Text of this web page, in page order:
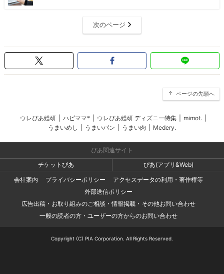
次のページ
ページの先頭へ
ウレぴあ総研 ハピママ* ウレぴあ総研 ディズニー特集 mimot.
うまいめし
うまいパン うまい肉 Medery.
ぴあ関連サイト
チケットぴあ
ぴあ(アプリ&Web)
会社案内
プライバシーポリシー
アクセスデータの利用・著作権等
外部送信ポリシー
広告出稿・お取り組みのご相談・情報掲載・その他お問い合わせ
一般の読者の方・ユーザーの方からのお問い合わせ
Copyright (C) PIA Corporation. All Rights Reserved.